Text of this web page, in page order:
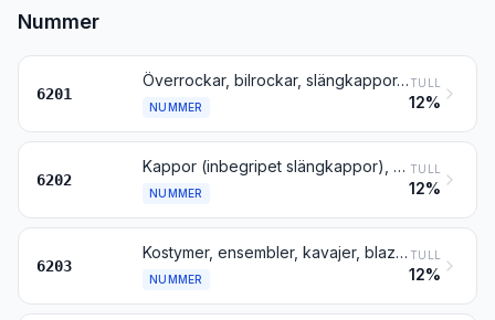
Nummer
6201
Överrockar, bilrockar, slängkappor, anoraker, skidjackor, vindjackor och liknande artiklar, för män eller pojkar, andra än sådana enligt nr 6203
NUMMER
TULL
12%
6202
Kappor (inbegripet slängkappor), bilrockar, anoraker, skidjackor, vindjackor och liknande artiklar, för kvinnor eller flickor, andra än sådana enligt nr 6204
NUMMER
TULL
12%
6203
Kostymer, ensembler, kavajer, blazrar, jackor och byxor (andra än badbyxor), för män eller pojkar
NUMMER
TULL
12%